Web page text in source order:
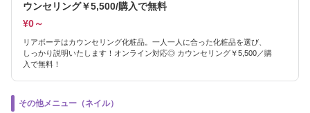
ウンセリング￥5,500/購入で無料
¥0～
リアボーテはカウンセリング化粧品。一人一人に合った化粧品を選び、
しっかり説明いたします！オンライン対応◎ カウンセリング￥5,500／購
入で無料！
その他メニュー（ネイル）